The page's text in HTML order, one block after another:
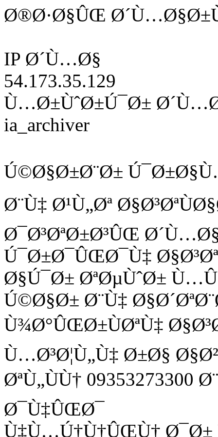
Ø®Ø·Ø§ÛŒ
IP Ø´Ù…Ø§
54.173.35.129
Ù…Ø±ÙˆØ±Ú¯Ø±
ia_archiver
Ú©Ø§Ø±Ø¨Ø±
Ø¨Ù‡ Ø¹Ù„Øª
Ø¯Ø³ØªØ±Ø³ÛŒ
Ú¯Ø±Ø¯ÛŒØ¯Ù‡ Ø§Ø³Øª
Ø§Ú¯Ø± ØªØµÙˆØ±
Ú©Ø§Ø± Ø¨Ù‡
Ù¾Ø°ÛŒØ±ÙØªÙ‡
Ù…Ø³Ø¦Ù„Ù‡ Ø±Ø§
ØªÙ„ÙÙ†
Ø¯Ù‡ÛŒØ¯
Ù‡Ù…Ú†Ù†ÛŒÙ† Ø¯Ø±